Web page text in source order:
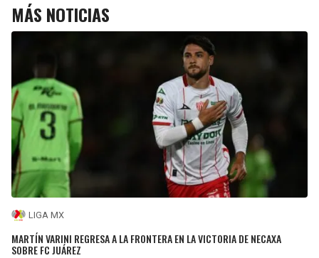
MÁS NOTICIAS
LIGA MX
MARTÍN VARINI REGRESA A LA FRONTERA EN LA VICTORIA DE NECAXA
SOBRE FC JUÁREZ